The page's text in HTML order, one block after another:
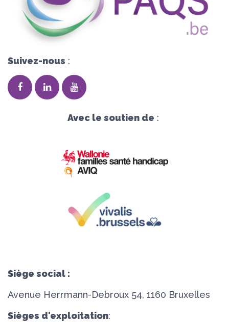
Suivez-nous :
Avec le soutien de :
Siège social :
Avenue Herrmann-Debroux 54, 1160 Bruxelles
Sièges d'exploitation: